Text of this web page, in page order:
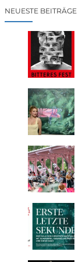
NEUESTE BEITRÄGE